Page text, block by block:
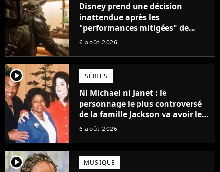
Disney prend une décision
inattendue après les
"performances mitigées" de
Vaiana et The Mandalorian &
6 août 2026
player2 SÉRIES
Ni Michael ni Janet : le
personnage le plus controversé
de la famille Jackson va avoir le
droit à sa propre série
6 août 2026
player2 MUSIQUE